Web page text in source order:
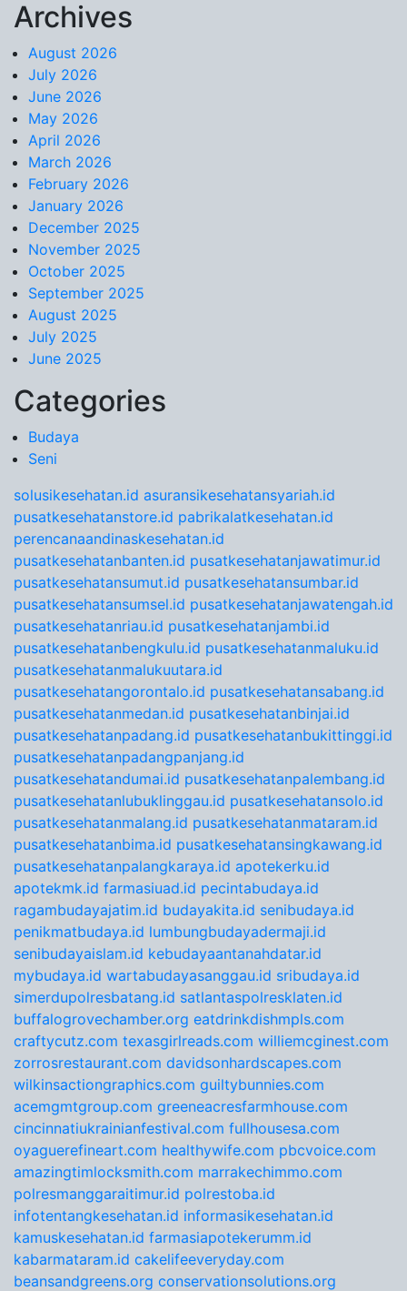
Skip to content
Archives
August 2026
July 2026
June 2026
May 2026
April 2026
March 2026
February 2026
January 2026
December 2025
November 2025
October 2025
September 2025
August 2025
July 2025
June 2025
Categories
Budaya
Seni
solusikesehatan.id asuransikesehatansyariah.id
pusatkesehatanstore.id pabrikalatkesehatan.id
perencanaandinaskesehatan.id
pusatkesehatanbanten.id pusatkesehatanjawatimur.id
pusatkesehatansumut.id pusatkesehatansumbar.id
pusatkesehatansumsel.id pusatkesehatanjawatengah.id
pusatkesehatanriau.id pusatkesehatanjambi.id
pusatkesehatanbengkulu.id pusatkesehatanmaluku.id
pusatkesehatanmalukuutara.id
pusatkesehatangorontalo.id pusatkesehatansabang.id
pusatkesehatanmedan.id pusatkesehatanbinjai.id
pusatkesehatanpadang.id pusatkesehatanbukittinggi.id
pusatkesehatanpadangpanjang.id
pusatkesehatandumai.id pusatkesehatanpalembang.id
pusatkesehatanlubuklinggau.id pusatkesehatansolo.id
pusatkesehatanmalang.id pusatkesehatanmataram.id
pusatkesehatanbima.id pusatkesehatansingkawang.id
pusatkesehatanpalangkaraya.id apotekerku.id
apotekmk.id farmasiuad.id pecintabudaya.id
ragambudayajatim.id budayakita.id senibudaya.id
penikmatbudaya.id lumbungbudayadermaji.id
senibudayaislam.id kebudayaantanahdatar.id
mybudaya.id wartabudayasanggau.id sribudaya.id
simerdupolresbatang.id satlantaspolresklaten.id
buffalogrovechamber.org eatdrinkdishmpls.com
craftycutz.com texasgirlreads.com williemcginest.com
zorrosrestaurant.com davidsonhardscapes.com
wilkinsactiongraphics.com guiltybunnies.com
acemgmtgroup.com greeneacresfarmhouse.com
cincinnatiukrainianfestival.com fullhousesa.com
oyaguerefineart.com healthywife.com pbcvoice.com
amazingtimlocksmith.com marrakechimmo.com
polresmanggaraitimur.id polrestoba.id
infotentangkesehatan.id informasikesehatan.id
kamuskesehatan.id farmasiapotekerumm.id
kabarmataram.id cakelifeeveryday.com
beansandgreens.org conservationsolutions.org